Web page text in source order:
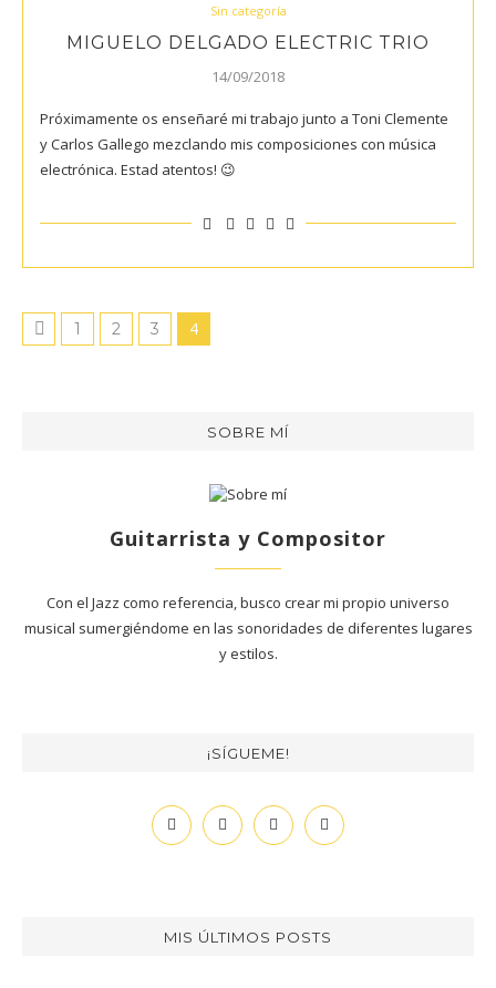
Sin categoría
MIGUELO DELGADO ELECTRIC TRIO
14/09/2018
Próximamente os enseñaré mi trabajo junto a Toni Clemente
y Carlos Gallego mezclando mis composiciones con música
electrónica. Estad atentos! 😉
1 2 3 4
SOBRE MÍ
Guitarrista y Compositor
Con el Jazz como referencia, busco crear mi propio universo
musical sumergiéndome en las sonoridades de diferentes lugares
y estilos.
¡SÍGUEME!
MIS ÚLTIMOS POSTS